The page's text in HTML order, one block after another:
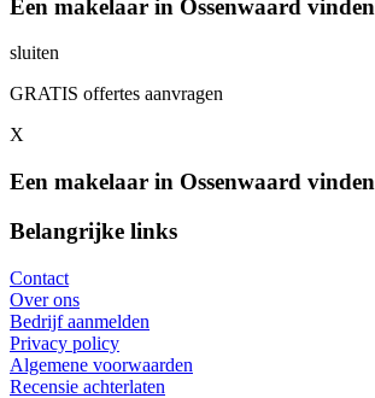
Een makelaar in Ossenwaard vinden
sluiten
GRATIS offertes aanvragen
X
Een makelaar in Ossenwaard vinden
Belangrijke links
Contact
Over ons
Bedrijf aanmelden
Privacy policy
Algemene voorwaarden
Recensie achterlaten